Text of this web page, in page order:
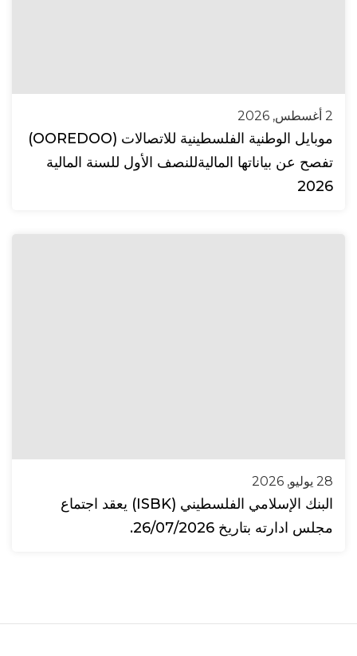
2 أغسطس, 2026
موبايل الوطنية الفلسطينية للاتصالات (OOREDOO)
تفصح عن بياناتها الماليةللنصف الأول للسنة المالية
2026
28 يوليو, 2026
البنك الإسلامي الفلسطيني (ISBK) يعقد اجتماع
مجلس ادارته بتاريخ 26/07/2026.